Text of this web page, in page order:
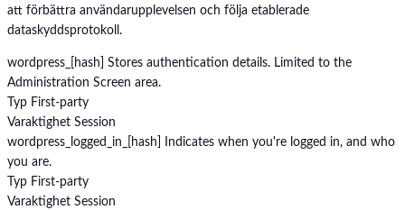
att förbättra användarupplevelsen och följa etablerade
dataskyddsprotokoll.
wordpress_[hash]
Stores authentication details. Limited to the
Administration Screen area.
Typ First-party
Varaktighet Session
wordpress_logged_in_[hash]
Indicates when you're logged in, and who
you are.
Typ First-party
Varaktighet Session